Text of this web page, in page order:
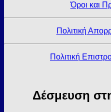
Όροι και
Πολιτική
Πολιτική
Δέσμευση